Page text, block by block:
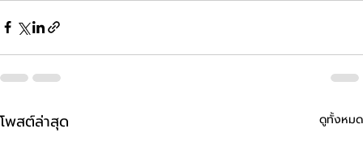
โพสต์ล่าสุด ดูทั้งหมด